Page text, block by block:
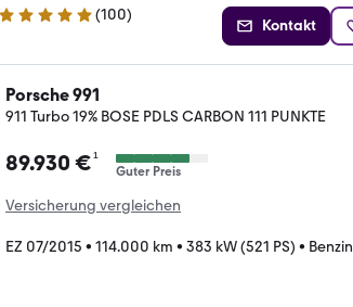
4.9 Sterne (100)
Kontakt
Porsche 991
911 Turbo 19% BOSE PDLS CARBON 111 PUNKTE
89.930 €¹
Guter Preis
Versicherung vergleichen
EZ 07/2015 • 114.000 km • 383 kW (521 PS) • Benzin